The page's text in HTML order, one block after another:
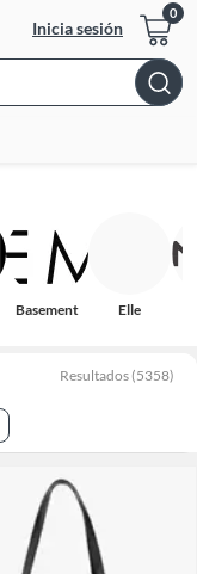
Inicia sesión
Basement Elle
Resultados (5358)